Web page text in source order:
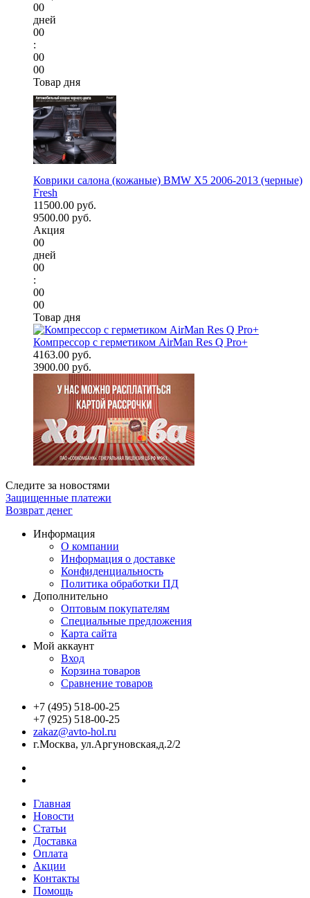
00
дней
00
:
00
00
Товар дня
Коврики салона (кожаные) BMW X5 2006-2013 (черные)
Fresh
11500.00 руб.
9500.00 руб.
Акция
00
дней
00
:
00
00
Товар дня
Компрессор с герметиком AirMan Res Q Pro+
4163.00 руб.
3900.00 руб.
Следите за новостями
Защищенные платежи
Возврат денег
Информация
О компании
Информация о доставке
Конфиденциальность
Политика обработки ПД
Дополнительно
Оптовым покупателям
Специальные предложения
Карта сайта
Мой аккаунт
Вход
Корзина товаров
Сравнение товаров
+7 (495) 518-00-25
+7 (925) 518-00-25
zakaz@avto-hol.ru
г.Москва, ул.Аргуновская,д.2/2
Главная
Новости
Статьи
Доставка
Оплата
Акции
Контакты
Помощь